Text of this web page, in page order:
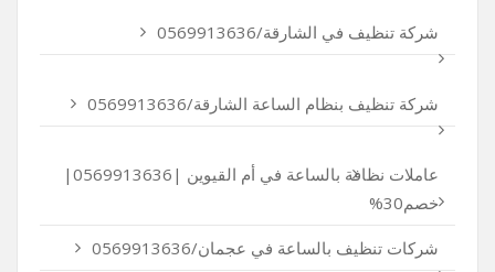
شركة تنظيف في الشارقة/0569913636
شركة تنظيف بنظام الساعة الشارقة/0569913636
عاملات نظافة بالساعة في أم القيوين |0569913636|
خصم30%
شركات تنظيف بالساعة في عجمان/0569913636